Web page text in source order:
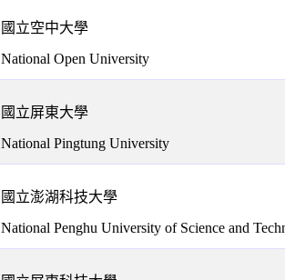
國立空中大學
National Open University
國立屏東大學
National Pingtung University
國立澎湖科技大學
National Penghu University of Science and